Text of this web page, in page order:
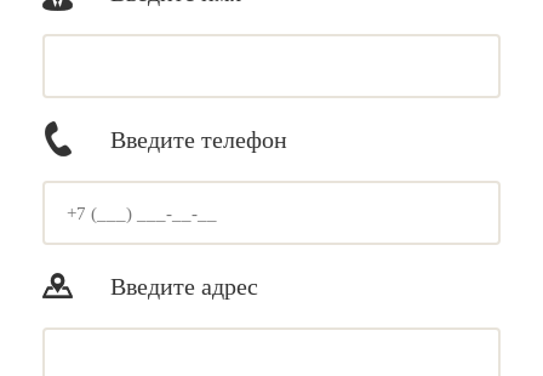
Введите телефон
Введите адрес